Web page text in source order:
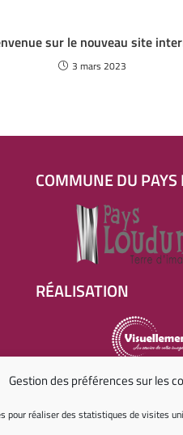
Gestion des préférences sur les
pour réaliser des statistiques de visites
sur le nouveau site
3 mars 2023
COMMUNE DU
RÉALISATION
Agence